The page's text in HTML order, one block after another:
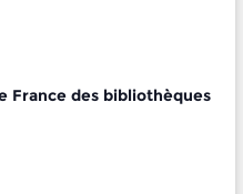
France des bibliothèques